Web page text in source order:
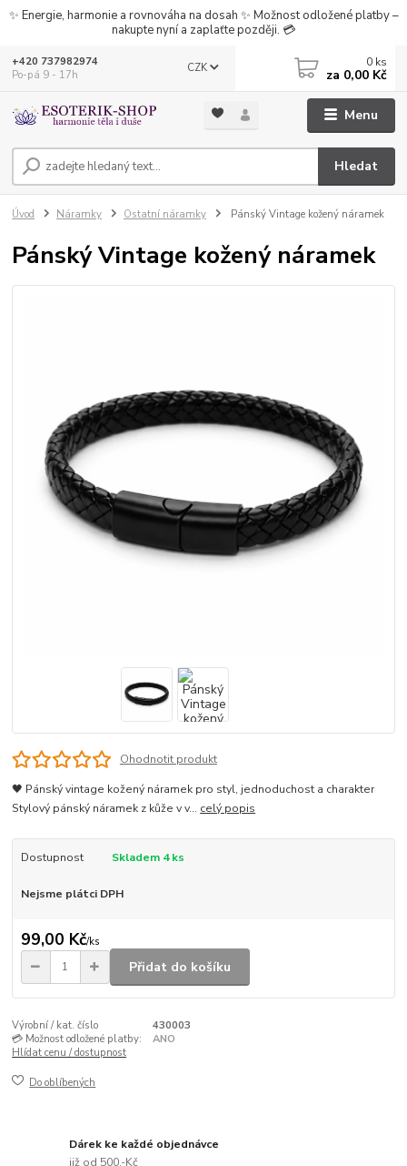
✨ Energie, harmonie a rovnováha na dosah ✨ Možnost odložené platby –
nakupte nyní a zaplaťte později. 💳
Menu
CZK
Hledat
+420 737982974
Po-pá 9 - 17h
0 ks
za 0,00 Kč
Úvod Náramky Ostatní náramky Pánský Vintage kožený náramek
Pánský Vintage kožený náramek
Ohodnotit produkt
🖤 Pánský vintage kožený náramek pro styl, jednoduchost a charakter
Stylový pánský náramek z kůže v v... celý popis
Dostupnost Skladem 4 ks
Nejsme plátci DPH
99,00 Kč/ks
Přidat do košíku
Výrobní / kat. číslo
430003
💳 Možnost odložené platby:
ANO
Hlídat cenu / dostupnost
Do oblíbených
Dárek ke každé objednávce
již od 500,-Kč